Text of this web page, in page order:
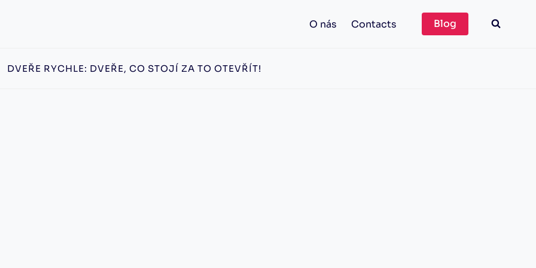
O nás Contacts Blog
DVEŘE RYCHLE: DVEŘE, CO STOJÍ ZA TO OTEVŘÍT!